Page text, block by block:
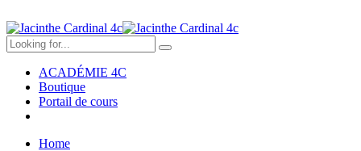
ACADÉMIE 4C
Boutique
Portail de cours
Home